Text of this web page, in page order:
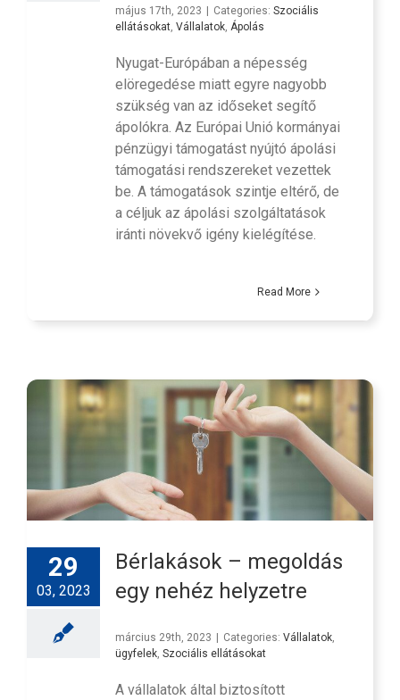
május 17th, 2023 Categories: Szociális
ellátásokat, Vállalatok, Ápolás
Nyugat-Európában a népesség
elöregedése miatt egyre nagyobb
szükség van az időseket segítő
ápolókra. Az Európai Unió kormányai
pénzügyi támogatást nyújtó ápolási
támogatási rendszereket vezettek
be. A támogatások szintje eltérő, de
a céljuk az ápolási szolgáltatások
iránti növekvő igény kielégítése.
Read More
29
03, 2023
Bérlakások – megoldás
egy nehéz helyzetre
március 29th, 2023 Categories: Vállalatok,
ügyfelek, Szociális ellátásokat
A vállalatok által biztosított